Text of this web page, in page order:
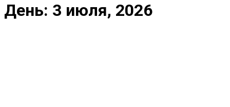
День: 3 июля, 2026